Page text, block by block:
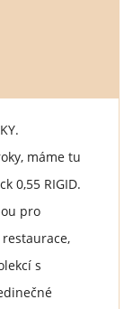
máme tu
0,55 RIGID.
pro
s